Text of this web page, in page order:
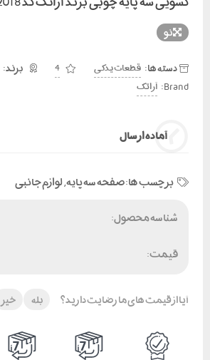
نو
دسته ها: قطعات یدکی 4
Brand: آراتک
آماده ارسال
برچسب ها:صفحه سه پایه,لوازم جانبی
شناسه محصول:
قیمت:
آیا از قیمت های ما رضایت دارید؟ بله خیر